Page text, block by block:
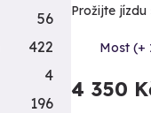
Prožijte jízdu
Most (+
4 350
56
422
4
196